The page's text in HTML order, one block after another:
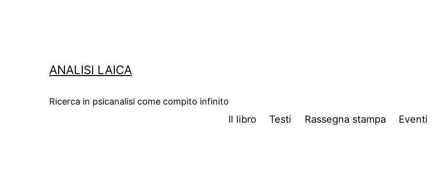
ANALISI LAICA
Ricerca in psicanalisi come compito infinito
Il libro Testi Rassegna stampa Eventi